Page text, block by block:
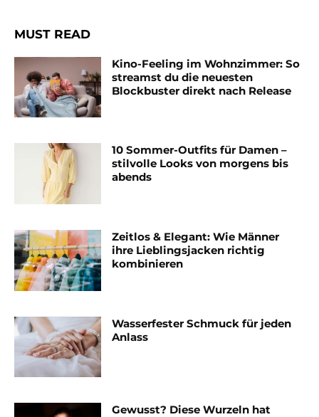
MUST READ
Kino-Feeling im Wohnzimmer: So
streamst du die neuesten
Blockbuster direkt nach Release
10 Sommer-Outfits für Damen –
stilvolle Looks von morgens bis
abends
Zeitlos & Elegant: Wie Männer
ihre Lieblingsjacken richtig
kombinieren
Wasserfester Schmuck für jeden
Anlass
Gewusst? Diese Wurzeln hat